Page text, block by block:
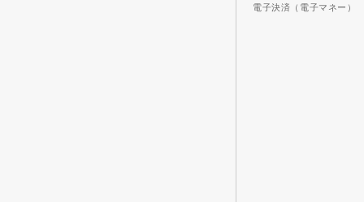
電子決済（電子マネー）